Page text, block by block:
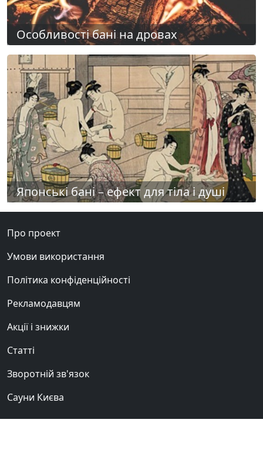
Особливості бані на дровах
Японські бані – ефект для тіла і душі